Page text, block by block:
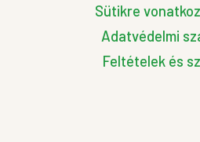
Sütikre
Adatvédelmi
Feltételek és